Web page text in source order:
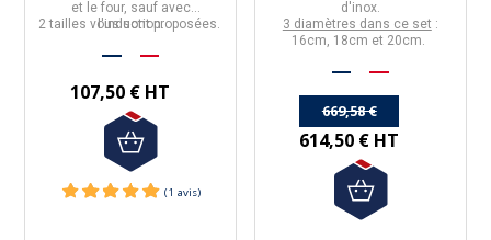
et le four, sauf avec
l'induction.
2 tailles vous sont proposées.
107,50 € HT
d'inox.
3 diamètres dans ce set :
16cm, 18cm et 20cm.
669,58 €
614,50 € HT